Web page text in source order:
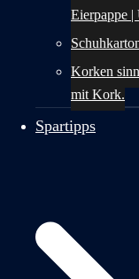
Eierpappe
Korken
mit Kork.
Spartipps